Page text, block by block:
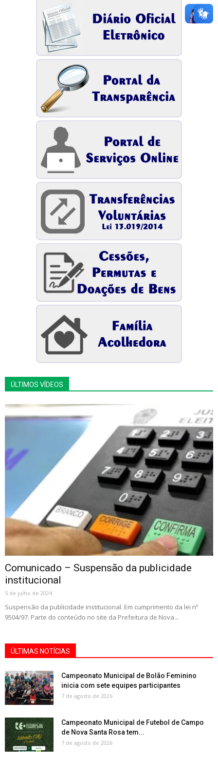
ÚLTIMOS VÍDEOS
Comunicado – Suspensão da publicidade
institucional
5 de julho de 2024
Suspensão da publicidade institucional. Em cumprimento da lei nº
9504/97. Parte do conteúdo no site da Prefeitura de Nova...
ÚLTIMAS NOTÍCIAS
Campeonato Municipal de Bolão Feminino
inicia com sete equipes participantes
7 de agosto de 2026
Campeonato Municipal de Futebol de Campo
de Nova Santa Rosa tem...
7 de agosto de 2026